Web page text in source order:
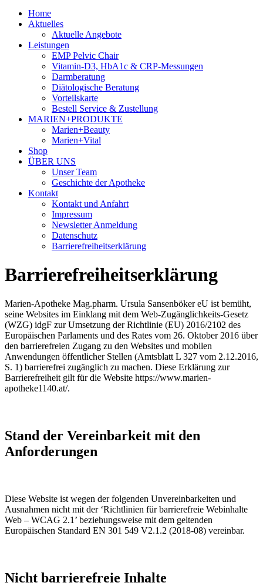
Home
Aktuelles
Aktuelle Angebote
Leistungen
EMP Pelvic Chair
Vitamin-D3, HbA1c & CRP-Messungen
Darmberatung
Diätologische Beratung
Vorteilskarte
Bestell Service & Zustellung
MARIEN+PRODUKTE
Marien+Beauty
Marien+Vital
Shop
ÜBER UNS
Unser Team
Geschichte der Apotheke
Kontakt
Kontakt und Anfahrt
Impressum
Newsletter Anmeldung
Datenschutz
Barrierefreiheitserklärung
Barrierefreiheitserklärung
Marien-Apotheke Mag.pharm. Ursula Sansenböker eU ist bemüht,
seine Websites im Einklang mit dem Web-Zugänglichkeits-Gesetz
(WZG) idgF zur Umsetzung der Richtlinie (EU) 2016/2102 des
Europäischen Parlaments und des Rates vom 26. Oktober 2016 über
den barrierefreien Zugang zu den Websites und mobilen
Anwendungen öffentlicher Stellen (Amtsblatt L 327 vom 2.12.2016,
S. 1) barrierefrei zugänglich zu machen. Diese Erklärung zur
Barrierefreiheit gilt für die Website https://www.marien-
apotheke1140.at/.
Stand der Vereinbarkeit mit den
Anforderungen
Diese Website ist wegen der folgenden Unvereinbarkeiten und
Ausnahmen nicht mit der ‘Richtlinien für barrierefreie Webinhalte
Web – WCAG 2.1’ beziehungsweise mit dem geltenden
Europäischen Standard EN 301 549 V2.1.2 (2018-08) vereinbar.
Nicht barrierefreie Inhalte